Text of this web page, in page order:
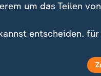
Videos
Stories
um das Teilen
entscheiden,
genutztes Gerät.